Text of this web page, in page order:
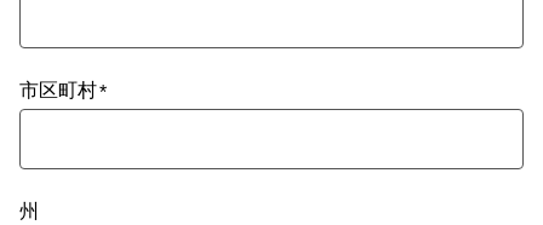
市区町村
州